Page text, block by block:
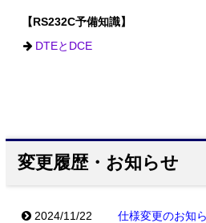
【RS232C予備知識】
DTEとDCE
変更履歴・お知らせ
2024/11/22 仕様変更のお知